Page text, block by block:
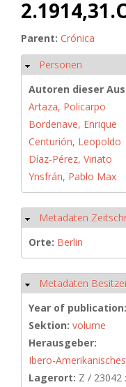
Parent: Crónica
Hide
Personen
Autoren dieser
Artaza, Policarpo
Bordenave, Enrique
Centurión, Leopoldo
Díaz-Pérez, Viriato
Ynsfrán, Pablo Max
Hide
Metadaten
Orte: Berlin
Hide
Metadaten
Year of publication:
Sektion: volume
Herausgeber:
Ibero-
Lagerort: Z / 23042